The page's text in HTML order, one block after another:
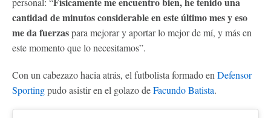
cantidad de minutos considerable en este último mes y eso
me da fuerzaspara mejorar y aportar lo mejor de mí, y más en
este momento que lo necesitamos”.
Con un cabezazo hacia atrás, el futbolista formado en Defensor
Sportingpudo asistir en el golazo deFacundo Batista.